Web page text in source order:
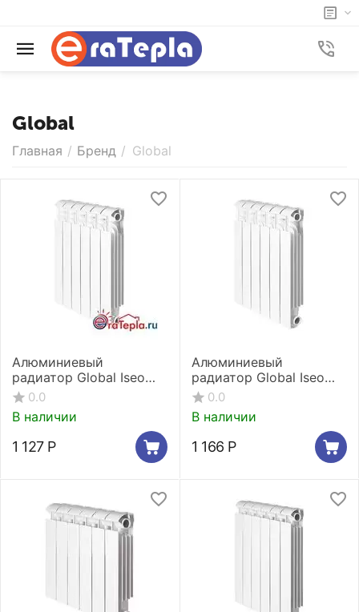
Global
Главная / Бренд / Global
Алюминиевый
радиатор Global Iseo
350 1 секция
0.0
В наличии
1 127 Р
Алюминиевый
радиатор Global Iseo
500 1 секция
0.0
В наличии
1 166 Р